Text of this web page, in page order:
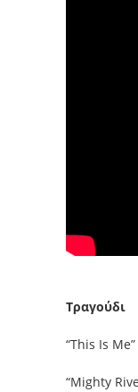
Τραγούδι
“This Is
“Mighty